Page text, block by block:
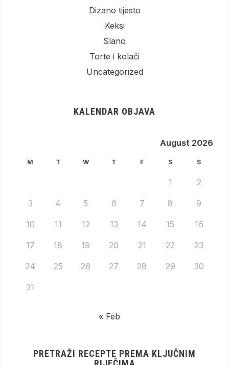
Dizano tijesto
Keksi
Slano
Torte i kolači
Uncategorized
KALENDAR OBJAVA
August 2026
M T W T F S S
1 2
3 4 5 6 7 8 9
10 11 12 13 14 15 16
17 18 19 20 21 22 23
24 25 26 27 28 29 30
31
« Feb
PRETRAŽI RECEPTE PREMA KLJUČNIM